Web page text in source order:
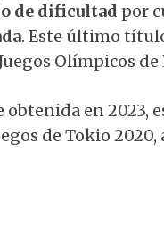
de dificultad por
. Este último
Olímpicos de
obtenida en 2023,
de Tokio